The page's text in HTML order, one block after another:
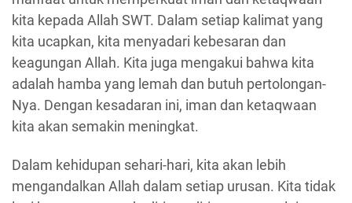
kita kepada Allah SWT. Dalam setiap kalimat yang
kita ucapkan, kita menyadari kebesaran dan
keagungan Allah. Kita juga mengakui bahwa kita
adalah hamba yang lemah dan butuh pertolongan-
Nya. Dengan kesadaran ini, iman dan ketaqwaan
kita akan semakin meningkat.
Dalam kehidupan sehari-hari, kita akan lebih
mengandalkan Allah dalam setiap urusan. Kita tidak